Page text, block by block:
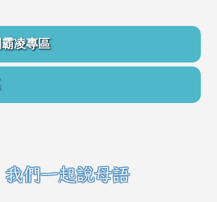
凌專區
們一起說母語